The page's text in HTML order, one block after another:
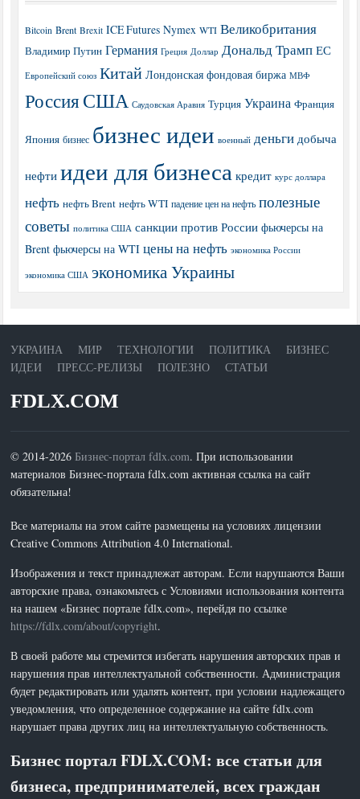
Bitcoin Brent Brexit ICE Futures Nymex WTI Великобритания
Владимир Путин Германия Греция Доллар Дональд Трамп ЕС
Европейский союз Китай Лондонская фондовая биржа МВФ
РоссияСША Саудовская Аравия Турция Украина Франция
Япония бизнес бизнес идеи военный деньги добыча
нефти идеи для бизнеса кредит курс доллара
нефть нефть Brent нефть WTI падение цен на нефть полезные
советы политика США санкции против России фьючерсы на
Brent фьючерсы на WTI цены на нефть экономика России
экономика США экономика Украины
УКРАИНА МИР ТЕХНОЛОГИИ ПОЛИТИКА
БИЗНЕС
ИДЕИ
ПРЕСС-РЕЛИЗЫ ПОЛЕЗНО СТАТЬИ
FDLX.COM
© 2014-2026Бизнес-портал fdlx.com. При использовании
материалов Бизнес-портала fdlx.com активная ссылка на сайт
обязательна!
Все материалы на этом сайте размещены на условиях лицензии
Creative Commons Attribution 4.0 International.
Изображения и текст принадлежат авторам. Если нарушаются Ваши
авторские права, ознакомьтесь с Условиями использования контента
на нашем «Бизнес портале fdlx.com», перейдя по ссылке
https://fdlx.com/about/copyright.
В своей работе мы стремится избегать нарушения авторских прав и
нарушения прав интеллектуальной собственности. Администрация
будет редактировать или удалять контент, при условии надлежащего
уведомления, что определенное содержание на сайте fdlx.com
нарушает права других лиц на интеллектуальную собственность.
Бизнес портал FDLX.COM: все статьи для
бизнеса, предпринимателей, всех граждан